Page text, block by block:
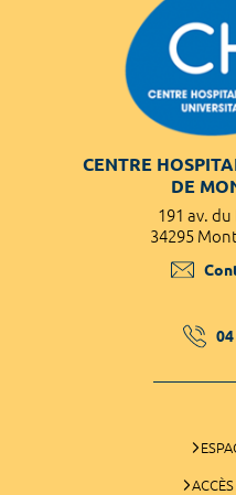
CENTRE
DE
191 av.
34295
04